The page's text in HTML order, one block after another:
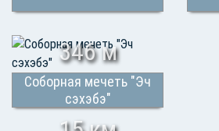
346 м
Соборная мечеть "Эч
сэхэбэ"